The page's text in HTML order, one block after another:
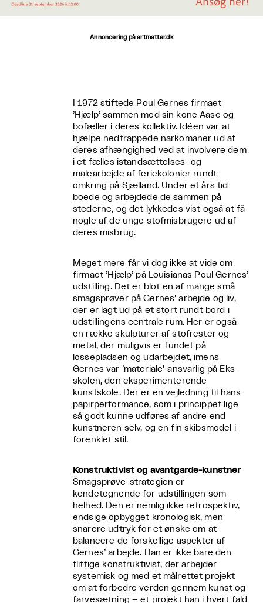
Annoncering på artmatter.dk
I 1972 stiftede Poul Gernes firmaet
’Hjælp’ sammen med sin kone Aase og
bofæller i deres kollektiv. Idéen var at
hjælpe nedtrappede narkomaner ud af
deres afhængighed ved at involvere dem
i et fælles istandsættelses- og
malearbejde af feriekolonier rundt
omkring på Sjælland. Under et års tid
boede og arbejdede de sammen på
stederne, og det lykkedes vist også at få
nogle af de unge stofmisbrugere ud af
deres misbrug.
Meget mere får vi dog ikke at vide om
firmaet ’Hjælp’ på Louisianas Poul Gernes’
udstilling. Det er blot en af mange små
smagsprøver på Gernes’ arbejde og liv,
der er lagt ud på et stort rundt bord i
udstillingens centrale rum. Her er også
en række skulpturer af stofrester og
metal, der muligvis er fundet på
lossepladsen og udarbejdet, imens
Gernes var ’materiale’-ansvarlig på Eks-
skolen, den eksperimenterende
kunstskole. Der er en vejledning til hans
papirperformance, som i princippet lige
så godt kunne udføres af andre end
kunstneren selv, og en fin skibsmodel i
forenklet stil.
Konstruktivist og avantgarde-kunstner
Smagsprøve-strategien er
kendetegnende for udstillingen som
helhed. Den er nemlig ikke retrospektiv,
endsige opbygget kronologisk, men
snarere udtryk for et ønske om at
balancere de forskellige aspekter af
Gernes’ arbejde. Han er ikke bare den
flittige konstruktivist, der arbejder
systemisk og med et målrettet projekt
om at forbedre verden gennem kunst og
farvesætning – et projekt han i hvert fald